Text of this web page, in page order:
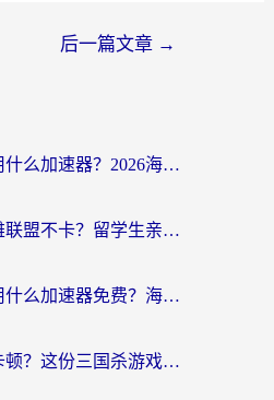
后一篇文章 →
国外打魔渊之刃用什么加速器？2026海外玩家国服游戏加速全攻略（附闪耀暖暖&复苏的魔女避坑指南）
在美国怎么打英雄联盟不卡？留学生亲测的国服游戏加速全攻略
国外玩无尽冬日用什么加速器免费？海外党国服游戏加速避坑指南
海外玩三国杀总卡顿？这份三国杀游戏加速器指南帮你告别延迟烦恼